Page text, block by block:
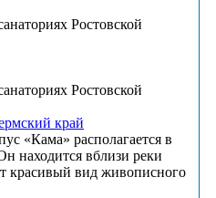
край
«Кама» располагается в
находится вблизи реки
красивый вид живописного